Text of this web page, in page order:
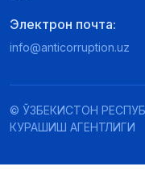
Электрон почта:
info@anticorruption.uz
© ЎЗБЕКИСТОН
КУРАШИШ АГЕНТЛИГИ